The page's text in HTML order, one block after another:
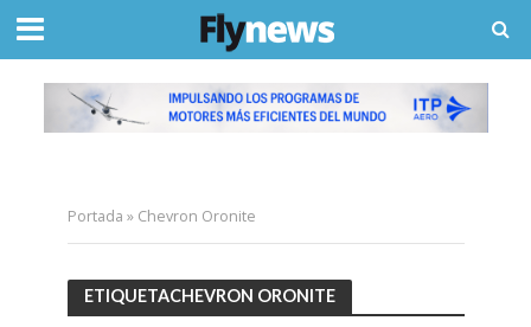
Portada » Chevron Oronite
ETIQUETACHEVRON ORONITE